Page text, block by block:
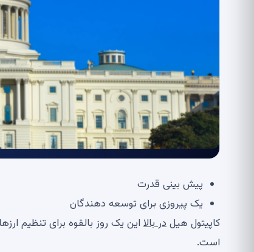
پیش بینی قدرت
یک پیروزی برای توسعه دهندگان
کاپیتول هیلدر بالا این یک روز بالقوه برای تنظیم
است.